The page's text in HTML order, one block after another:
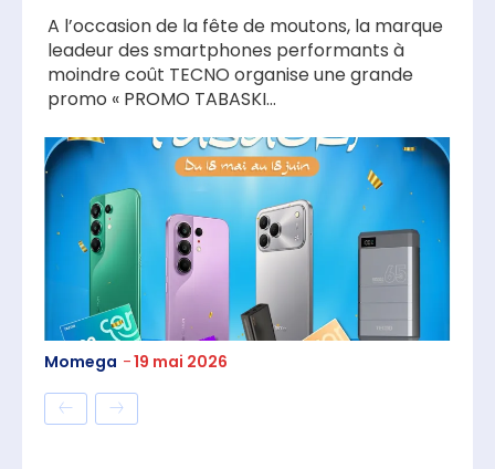
A l’occasion de la fête de moutons, la marque
leadeur des smartphones performants à
moindre coût TECNO organise une grande
promo « PROMO TABASKI...
Momega -19 mai 2026